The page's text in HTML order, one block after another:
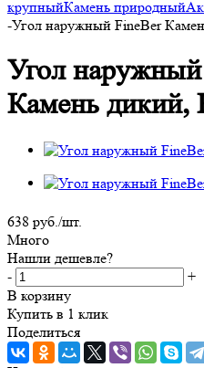
крупныйКамень природный
-Угол наружный FineBer
Угол
Камень дикий,
638 руб./шт.
Много
Нашли дешевле?
-
+
В корзину
Купить в 1 клик
Поделиться